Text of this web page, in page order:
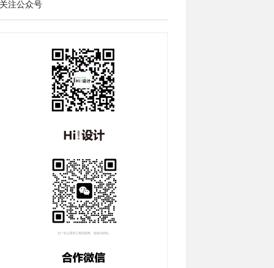
注公众号